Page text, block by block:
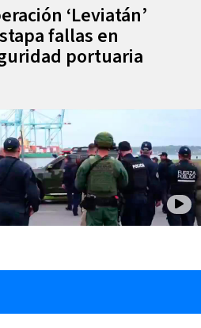
‘Leviatán’
fallas en
portuaria